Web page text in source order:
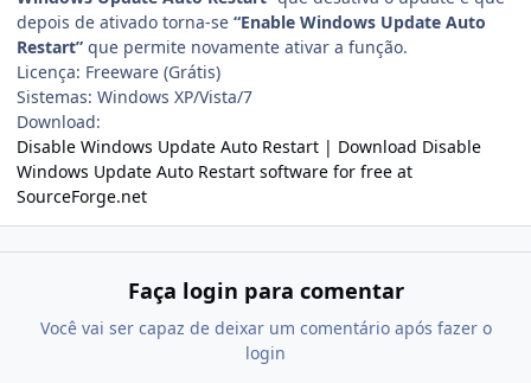
depois de ativado torna-se “Enable Windows Update Auto
Restart” que permite novamente ativar a função.
Licença: Freeware (Grátis)
Sistemas: Windows XP/Vista/7
Download:
Disable Windows Update Auto Restart | Download Disable
Windows Update Auto Restart software for free at
SourceForge.net
Faça login para comentar
Você vai ser capaz de deixar um comentário após fazer o
login